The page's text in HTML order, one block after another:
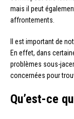
mais il peut
affrontements.
Il est important de
En effet, dans
problèmes sous-
concernées pour
Qu’est-ce